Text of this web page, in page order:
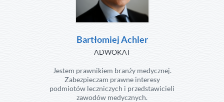
Bartłomiej Achler
ADWOKAT
Jestem prawnikiem branży medycznej.
Zabezpieczam prawne interesy
podmiotów leczniczych i przedstawicieli
zawodów medycznych.